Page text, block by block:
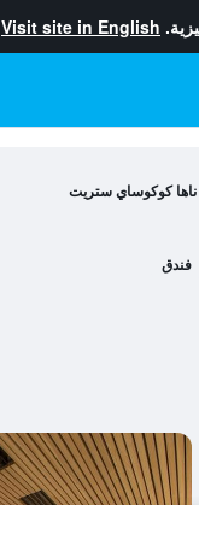
Visit site in English
كوكوساي ستريت
فندق